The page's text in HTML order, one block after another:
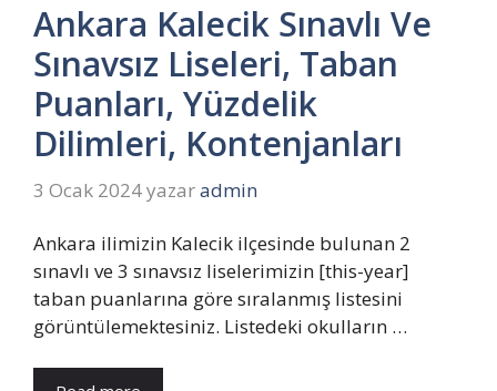
Ankara Kalecik Sınavlı Ve
Sınavsız Liseleri, Taban
Puanları, Yüzdelik
Dilimleri, Kontenjanları
3 Ocak 2024yazaradmin
Ankara ilimizin Kalecik ilçesinde bulunan 2
sınavlı ve 3 sınavsız liselerimizin [this-year]
taban puanlarına göre sıralanmış listesini
görüntülemektesiniz. Listedeki okulların …